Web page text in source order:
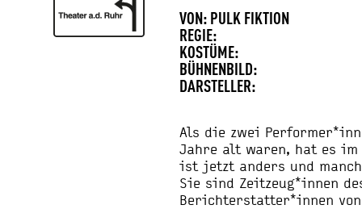
VON: PULK FIKTION
REGIE:
KOSTÜME:
BÜHNENBILD:
DARSTELLER:
Als die zwei
Jahre alt waren, hat es
ist jetzt anders und
Sie sind Zeitzeug*innen
Berichterstatter*innen